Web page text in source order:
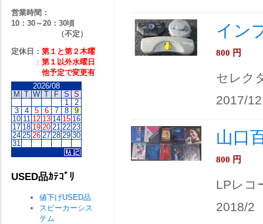
イン
800 円
セレク
2017/12
山口
800 円
LPレコ
2018/2
営業時間：
10：30～20：30頃
（不定）
定休日： 第１と第２木曜
： 第１以外水曜日
他予定で変更有
2026/08
M T W T F S S
1
2
3
4 5 6 7 8
9
10 11 12 13 14 15 16
17 18 19 20 21 22 23
24 25 26 27 28 29 30
31
USED品ｶﾃｺﾞﾘ
値下げUSED品
スピーカーシス
テム